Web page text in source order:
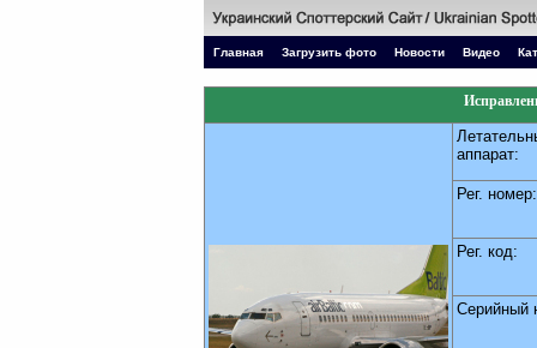
Главная Загрузить фото Новости Видео
аппарат:
Рег. номер:
Рег. код:
Серийный